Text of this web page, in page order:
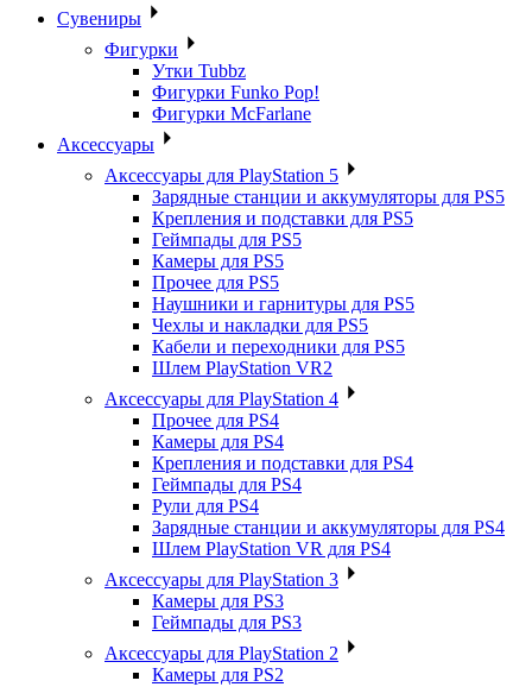
Сувениры
Фигурки
Утки Tubbz
Фигурки Funko Pop!
Фигурки McFarlane
Аксессуары
Аксессуары для PlayStation 5
Зарядные станции и аккумуляторы для PS5
Крепления и подставки для PS5
Геймпады для PS5
Камеры для PS5
Прочее для PS5
Наушники и гарнитуры для PS5
Чехлы и накладки для PS5
Кабели и переходники для PS5
Шлем PlayStation VR2
Аксессуары для PlayStation 4
Прочее для PS4
Камеры для PS4
Крепления и подставки для PS4
Геймпады для PS4
Рули для PS4
Зарядные станции и аккумуляторы для PS4
Шлем PlayStation VR для PS4
Аксессуары для PlayStation 3
Камеры для PS3
Геймпады для PS3
Аксессуары для PlayStation 2
Камеры для PS2